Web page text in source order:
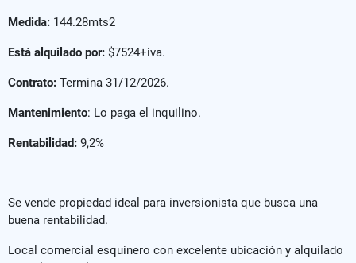
Medida: 144.28mts2
Está alquilado por: $7524+iva.
Contrato: Termina 31/12/2026.
Mantenimiento: Lo paga el inquilino.
Rentabilidad: 9,2%
Se vende propiedad ideal para inversionista que busca una
buena rentabilidad.
Local comercial esquinero con excelente ubicación y alquilado